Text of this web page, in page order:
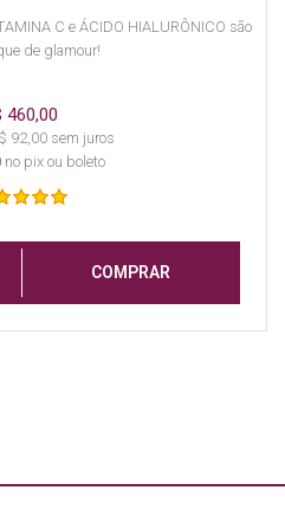
C e ÁCIDO HIALURÔNICO são
de glamour!
460,00
92,00 sem juros
no pix ou boleto
COMPRAR